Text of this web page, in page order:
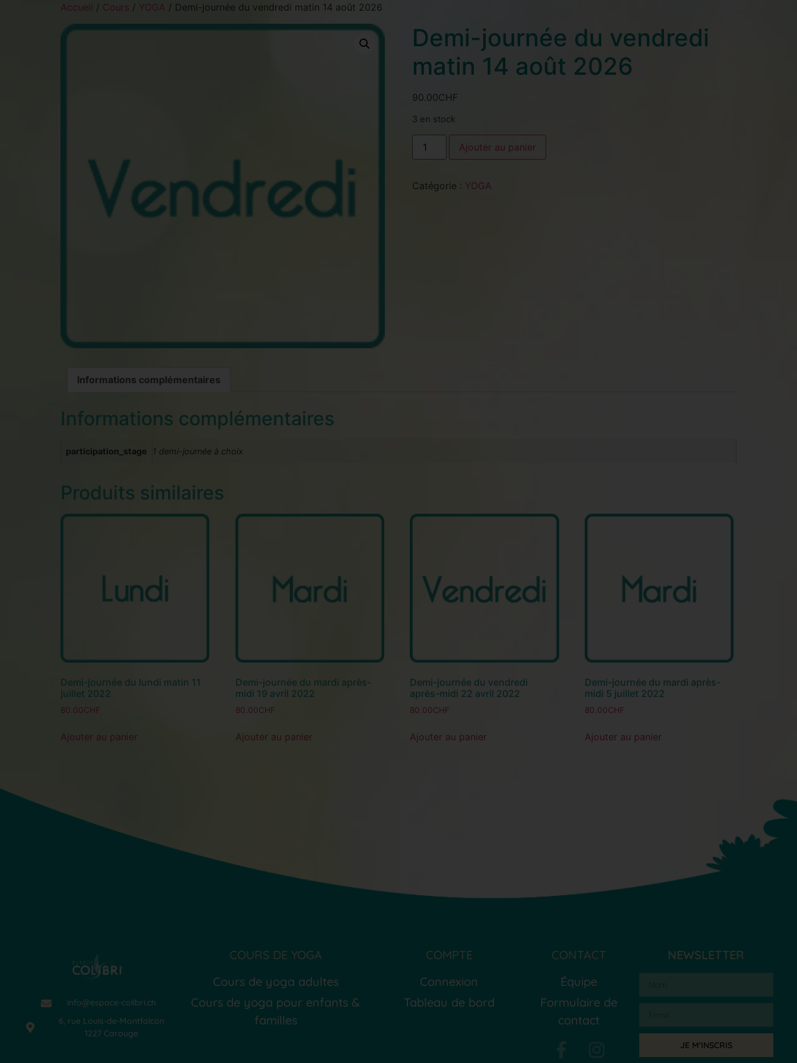
Accueil / Cours / YOGA / Demi-journée du vendredi matin 14 août 2026
Demi-journée du vendredi
matin 14 août 2026
90.00CHF
3 en stock
Ajouter au panier
Catégorie : YOGA
Informations complémentaires
Informations complémentaires
participation_stage 1 demi-journée à choix
Produits similaires
Demi-journée du lundi matin 11
juillet 2022
80.00CHF
Ajouter au panier
Demi-journée du mardi après-
midi 19 avril 2022
80.00CHF
Ajouter au panier
Demi-journée du vendredi
après-midi 22 avril 2022
80.00CHF
Ajouter au panier
Demi-journée du mardi après-
midi 5 juillet 2022
80.00CHF
Ajouter au panier
info@espace-colibri.ch
6, rue Louis-de-Montfalcon
1227 Carouge
COURS DE YOGA
Cours de yoga adultes
Cours de yoga pour enfants &
familles
COMPTE
Connexion
Tableau de bord
CONTACT
Équipe
Formulaire de
contact
NEWSLETTER
JE M'INSCRIS